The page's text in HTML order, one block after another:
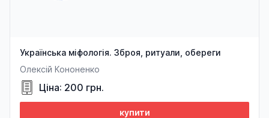
Українська міфологія. Зброя, ритуали, обереги
Олексій Кононенко
Ціна: 200 грн.
купити